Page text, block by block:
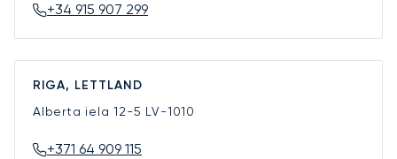
+34 915 907 299
RIGA, LETTLAND
Alberta iela 12-5 LV-1010
+371 64 909 115